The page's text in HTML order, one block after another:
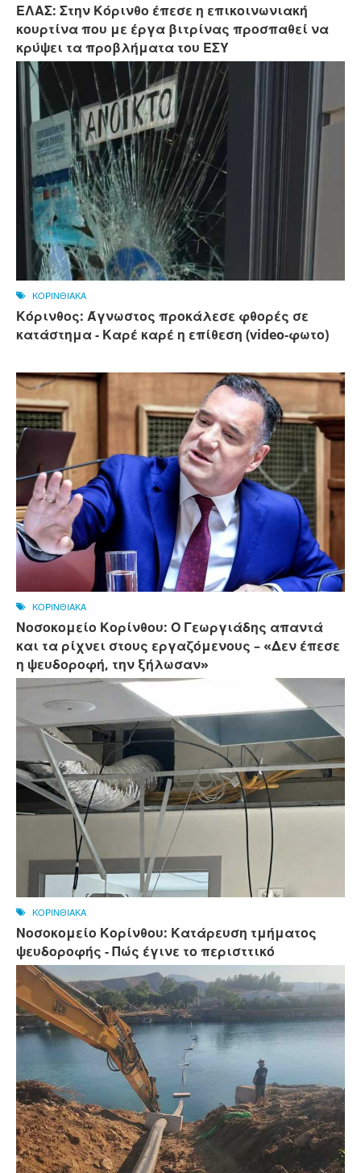
ΕΛΑΣ: Στην Κόρινθο έπεσε η επικοινωνιακή
κουρτίνα που με έργα βιτρίνας προσπαθεί να
κρύψει τα προβλήματα του ΕΣΥ
ΚΟΡΙΝΘΙΑΚΑ
Κόρινθος: Άγνωστος προκάλεσε φθορές σε
κατάστημα - Καρέ καρέ η επίθεση (video-φωτο)
ΚΟΡΙΝΘΙΑΚΑ
Νοσοκομείο Κορίνθου: Ο Γεωργιάδης απαντά
και τα ρίχνει στους εργαζόμενους – «Δεν έπεσε
η ψευδοροφή, την ξήλωσαν»
ΚΟΡΙΝΘΙΑΚΑ
Νοσοκομείο Κορίνθου: Κατάρευση τμήματος
ψευδοροφής - Πώς έγινε το περισττικό